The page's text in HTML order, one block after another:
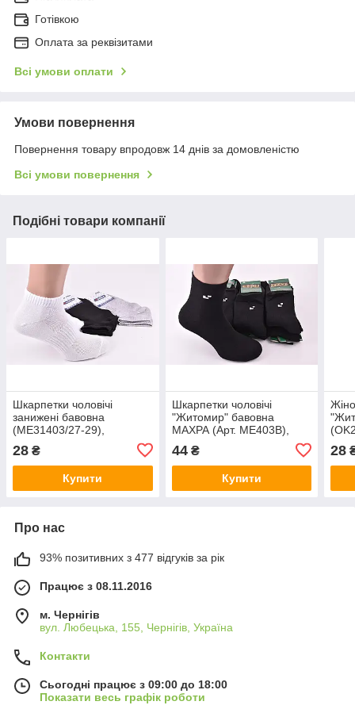
Готівкою
Оплата за реквізитами
Всі умови оплати
Умови повернення
Повернення товару впродовж 14 днів за домовленістю
Всі умови повернення
Подібні товари компанії
Шкарпетки чоловічі
занижені бавовна
(ME31403/27-29),
28 ₴
Купити
Шкарпетки чоловічі
"Житомир" бавовна
МАХРА (Арт. ME403B),
44₴
Купити
28
Про нас
93% позитивних з 477 відгуків за рік
Працює з 08.11.2016
м. Чернігів
вул. Любецька, 155, Чернігів, Україна
Контакти
Сьогодні працює з 09:00 до 18:00
Показати весь графік роботи